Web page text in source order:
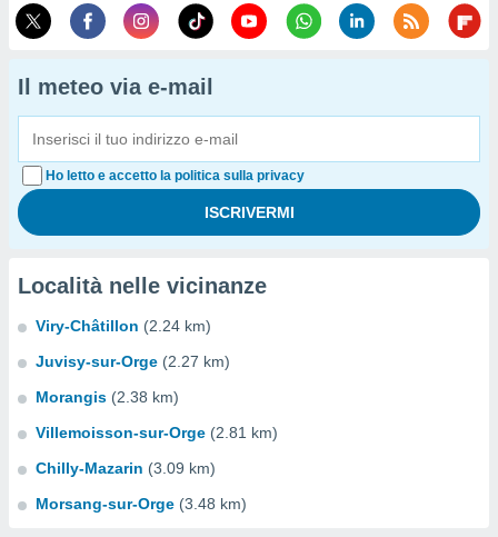
Il meteo via e-mail
Ho letto e accetto la politica sulla privacy
Località nelle vicinanze
Viry-Châtillon (2.24 km)
Juvisy-sur-Orge (2.27 km)
Morangis (2.38 km)
Villemoisson-sur-Orge (2.81 km)
Chilly-Mazarin (3.09 km)
Morsang-sur-Orge (3.48 km)